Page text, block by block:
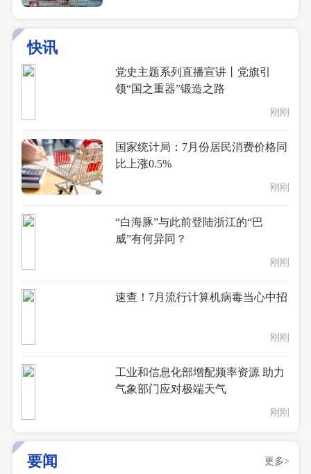
快讯
党史主题系列直播宣讲丨党旗引
领“国之重器”锻造之路
刚刚
国家统计局：7月份居民消费价格同
比上涨0.5%
刚刚
“白海豚”与此前登陆浙江的“巴
威”有何异同？
刚刚
速查！7月流行计算机病毒当心中招
刚刚
工业和信息化部增配频率资源 助力
气象部门应对极端天气
刚刚
要闻 更多>